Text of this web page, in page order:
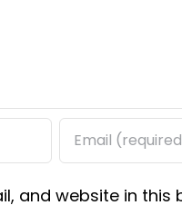
and website in